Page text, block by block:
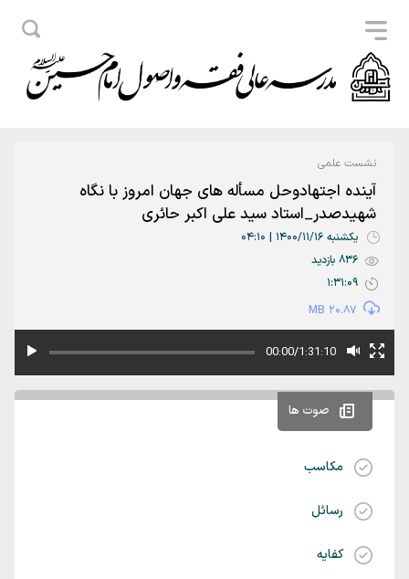
صوت ها
مکاسب
رسائل
کفایه
نشست علمی
آینده اجتهادوحل مسأله های جهان امروز با نگاه
شهیدصدر_استاد سید علی اکبر حائری
یکشنبه 1400/11/16 | 04:10
836 بازدید
1:31:09
20.87 MB
00:00/1:31:10